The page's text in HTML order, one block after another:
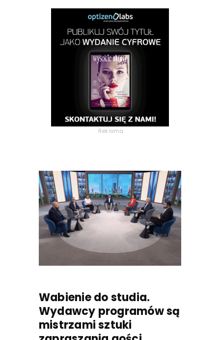
Reklama
Wabienie do studia.
Wydawcy programów są
mistrzami sztuki